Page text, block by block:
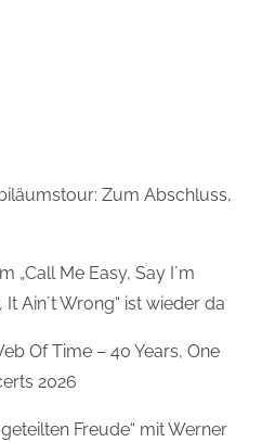
Zum Abschluss,
„Call Me Easy, Say I´m
Ain´t Wrong“ ist wieder da
Of Time – 40 Years, One
2026
Freude“ mit Werner